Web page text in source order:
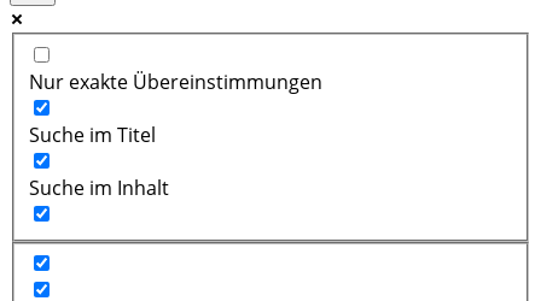
Nur exakte Übereinstimmungen
Suche im Titel
Suche im Inhalt